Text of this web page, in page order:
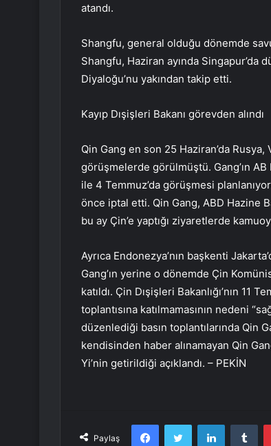
atandı.
Shangfu, general olduğu dönemde
Shangfu, Haziran ayında Singapur’da
Diyaloğu’nu yakından takip etti.
Kayıp Dışişleri Bakanı görevden alındı
Qin Gang en son 25 Haziran’da Rusya,
görüşmelerde görülmüştü. Gang’ın
ile 4 Temmuz’da görüşmesi
önce iptal etti. Qin Gang, ABD Hazine
bu ay Çin’e yaptığı ziyaretlerde
Ayrıca Endonezya’nın başkenti
Gang’ın yerine o dönemde Çin
katıldı. Çin Dışişleri Bakanlığı’nın 11
toplantısına katılmamasının nedeni
düzenlediği basın toplantılarında Qin
kendisinden haber alınamayan Qin
Yi’nin getirildiği açıklandı. – PEKİN
Paylaş
FacebookTwitter LinkedIn